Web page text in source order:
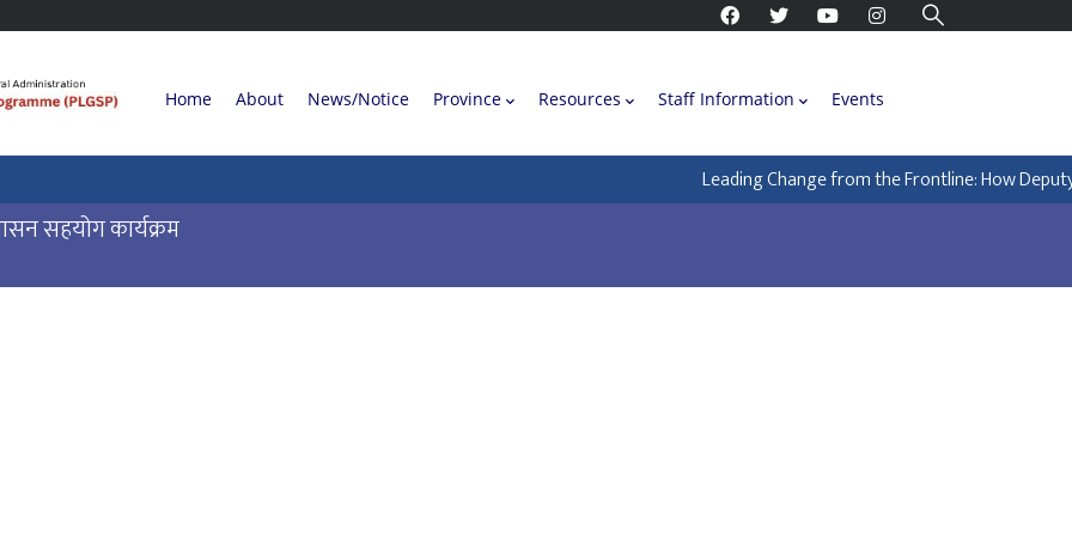
Main
Home About News/Notice Province Resources Staff Information Events
Leading Change from the Frontline: How
सहयोग कार्यक्रम